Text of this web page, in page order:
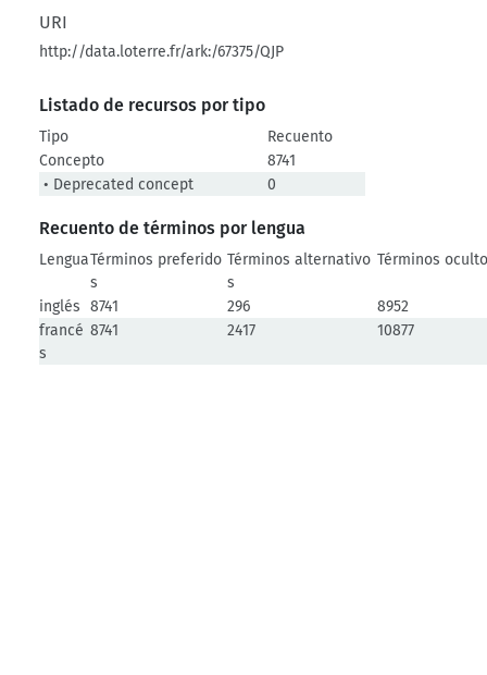
URI
http://data.loterre.fr/ark:/67375/QJP
Listado de recursos por tipo
Tipo
Recuento
Concepto
8741
• Deprecated concept
0
Recuento de términos por lengua
LenguaTérminos preferido
s
Términos alternativo
s
Términos
inglés 8741 296
8952
francé
s
8741 2417 10877